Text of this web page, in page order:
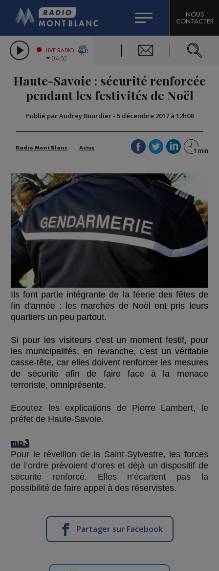
LES CHRONIQUES DE L'EXPERT
CITIZEN MACHINERY
GRAND MASSIF DOMAINES SKIABLES
BIGARD
COMPAGNIE DU MONT-BLANC
NOUS
CONTACTER
LIVE RADIO
94.60
Haute-Savoie : sécurité renforcée
pendant les festivités de Noël
Publié par Audrey Bourdier- 5 décembre 2017 à 12h08
Radio Mont Blanc Actus
Ils font partie intégrante de la féerie des fêtes de
fin d'année : les marchés de Noël ont pris leurs
quartiers un peu partout.
Si pour les visiteurs c'est un moment festif, pour
les municipalités, en revanche, c'est un véritable
casse-tête, car elles doivent renforcer les mesures
de sécurité afin de faire face à la menace
terroriste, omniprésente.
Ecoutez les explications de Pierre Lambert, le
préfet de Haute-Savoie.
mp3
Pour le réveillon de la Saint-Sylvestre, les forces
de l’ordre prévoient d’ores et déjà un dispositif de
sécurité renforcé. Elles n’écartent pas la
possibilité de faire appel à des réservistes.
Partager sur Facebook